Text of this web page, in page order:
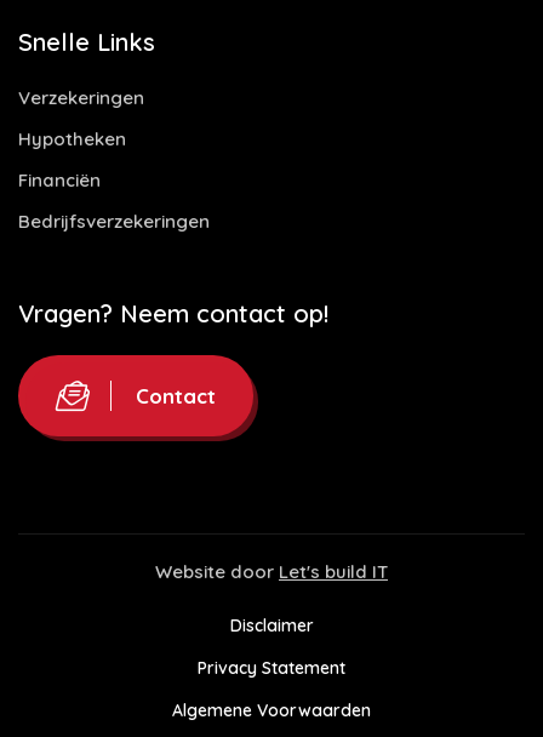
Snelle Links
Verzekeringen
Hypotheken
Financiën
Bedrijfsverzekeringen
Vragen? Neem contact op!
Contact
Website door Let's build IT
Disclaimer
Privacy Statement
Algemene Voorwaarden